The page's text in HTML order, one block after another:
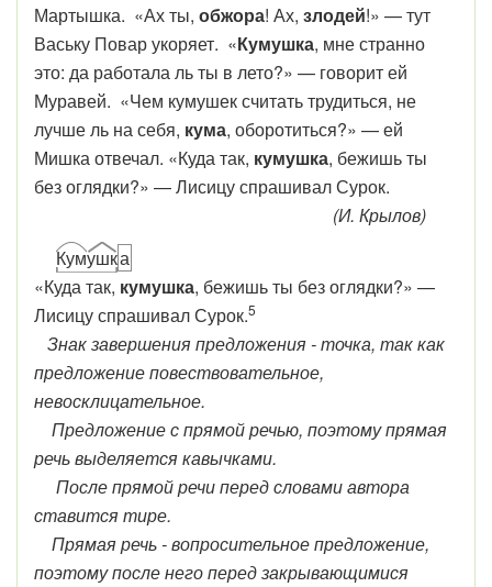
Мартышка. «Ах ты, обжора! Ах, злодей!» — тут
Ваську Повар укоряет. «Кумушка, мне странно
это: да работала ль ты в лето?» — говорит ей
Муравей. «Чем кумушек считать трудиться, не
лучше ль на себя, кума, оборотиться?» — ей
Мишка отвечал. «Куда так, кумушка, бежишь ты
без оглядки?» — Лисицу спрашивал Сурок.
(И. Крылов)
Кумушка
«Куда так, кумушка, бежишь ты без оглядки?» —
Лисицу спрашивал Сурок.5
Знак завершения предложения - точка, так как
предложение повествовательное,
невосклицательное.
Предложение с прямой речью, поэтому прямая
речь выделяется кавычками.
После прямой речи перед словами автора
ставится тире.
Прямая речь - вопросительное предложение,
поэтому после него перед закрывающимися